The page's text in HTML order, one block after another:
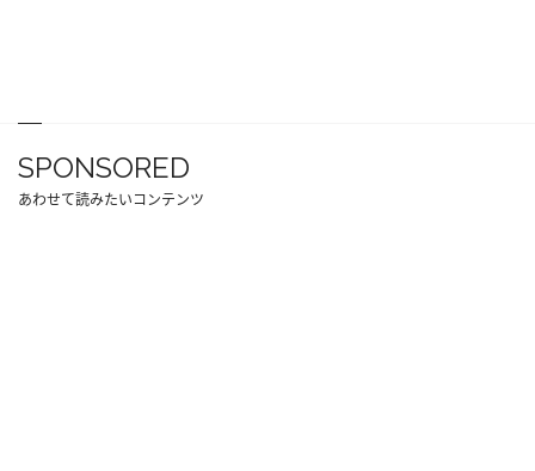
SPONSORED
あわせて読みたいコンテンツ